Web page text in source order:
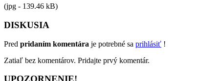
(jpg - 139.46 kB)
DISKUSIA
Pred pridaním komentára je potrebné sa prihlásiť !
Zatiaľ bez komentárov. Pridajte prvý komentár.